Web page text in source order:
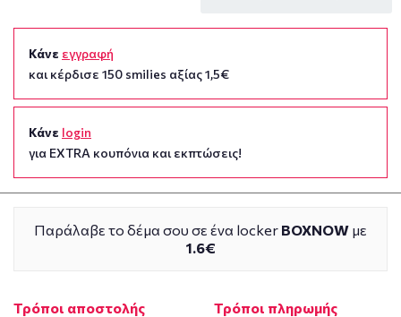
Κάνε εγγραφή
και κέρδισε 150 smilies αξίας 1,5€
Κάνε login
για EXTRA κουπόνια και εκπτώσεις!
Παράλαβε το δέμα σου σε ένα locker BOXNOW με
1.6€
Τρόποι αποστολής Τρόποι πληρωμής